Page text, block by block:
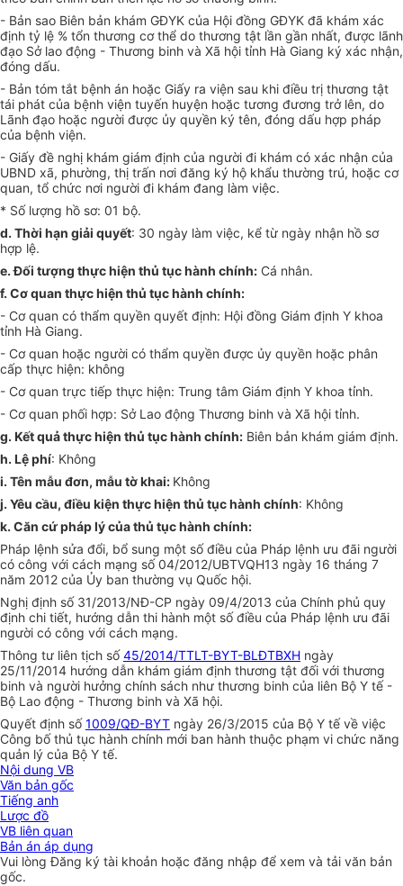
- Bản sao Biên bản khám GĐYK của Hội đồng GĐYK đã khám xác
định tỷ lệ % tổn thương cơ thể do thương tật lần gần nhất, được lãnh
đạo Sở lao động - Thương binh và Xã hội tỉnh Hà Giang ký xác nhận,
đóng dấu.
- Bản tóm tắt bệnh án hoặc Giấy ra viện sau khi điều trị thương tật
tái phát của bệnh viện tuyến huyện hoặc tương đương trở lên, do
Lãnh đạo hoặc người được ủy quyền ký tên, đóng dấu hợp pháp
của bệnh viện.
- Giấy đề nghị khám giám định của người đi khám có xác nhận của
UBND xã, phường, thị trấn nơi đăng ký hộ khẩu thường trú, hoặc cơ
quan, tổ chức nơi người đi khám đang làm việc.
* Số lượng hồ sơ: 01 bộ.
d. Thời hạn giải quyết: 30 ngày làm việc, kể từ ngày nhận hồ sơ
hợp lệ.
e.Đối tượng thực hiện thủ tục hành chính: Cá nhân.
f. Cơ quan thực hiện thủ tục hành chính:
- Cơ quan có thẩm quyền quyết định: Hội đồng Giám định Y khoa
tỉnh Hà Giang.
- Cơ quan hoặc người có thẩm quyền được ủy quyền hoặc phân
cấp thực hiện: không
- Cơ quan trực tiếp thực hiện: Trung tâm Giám định Y khoa tỉnh.
- Cơ quan phối hợp: Sở Lao động Thương binh và Xã hội tỉnh.
g. Kết quả thực hiện thủ tục hành chính: Biên bản khám giám định.
h. Lệ phí: Không
i. Tên mẫu đơn, mẫu tờ khai: Không
j. Yêu cầu, điều kiện thực hiện thủ tục hành chính: Không
k. Căn cứ pháp lýcủa thủ tục hành chính:
Pháp lệnh sửa đổi, bổ sung một số điều của Pháp lệnh ưu đãi người
có công với cách mạng số 04/2012/UBTVQH13 ngày 16 tháng 7
năm 2012 của Ủy ban thường vụ Quốc hội.
Nghị định số 31/2013/NĐ-CP ngày 09/4/2013 của Chính phủ quy
định chi tiết, hướng dẫn thi hành một số điều của Pháp lệnh ưu đãi
người có công với cách mạng.
Thông tư liên tịch số45/2014/TTLT-BYT-BLĐTBXH ngày
25/11/2014 hướng dẫn khám giám định thương tật đối với thương
binh và người hưởng chính sách như thương binh của liên Bộ Y tế -
Bộ Lao động - Thương binh và Xã hội.
Quyết định số1009/QĐ-BYT ngày 26/3/2015 của Bộ Y tế về việc
Công bố thủ tục hành chính mới ban hành thuộc phạm vi chức năng
quản lý của Bộ Y tế.
Nội dung VB
Văn bản gốc
Tiếng anh
Lược đồ
VB liên quan
Bản án áp dụng
Vui lòngĐăng ký tài khoản hoặc đăng nhập để xem và tải văn bản
gốc.